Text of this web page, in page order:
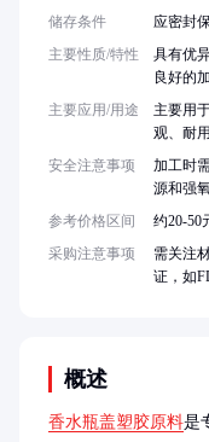
概述
香水瓶盖塑胶原料是
储存条件
应密封
主要性质/特性
具有优
良好的
主要应用/用途
主要用
观、耐
安全注意事项
加工时
源和强
参考价格区间
约20-50
采购注意事项
需关注
证，如